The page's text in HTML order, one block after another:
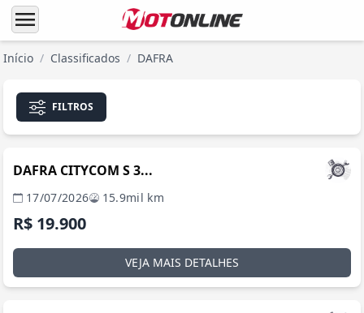
menu
Início / Classificados / DAFRA
FILTROS
DAFRA CITYCOM S 3...
17/07/2026 15.9mil km
R$ 19.900
VEJA MAIS DETALHES